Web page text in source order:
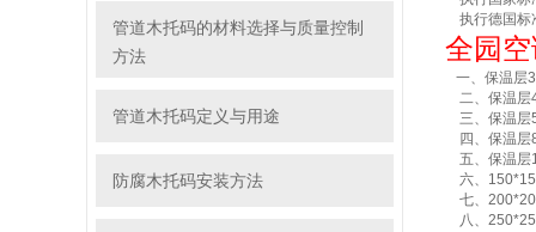
管道木托码的材料选择与质量控制
方法
管道木托码定义与用途
防腐木托码安装方法
执行德国标
全园
一、保温层
二、保温层
三、保温层
四、保温层
五、保温层
六、
七、
八、